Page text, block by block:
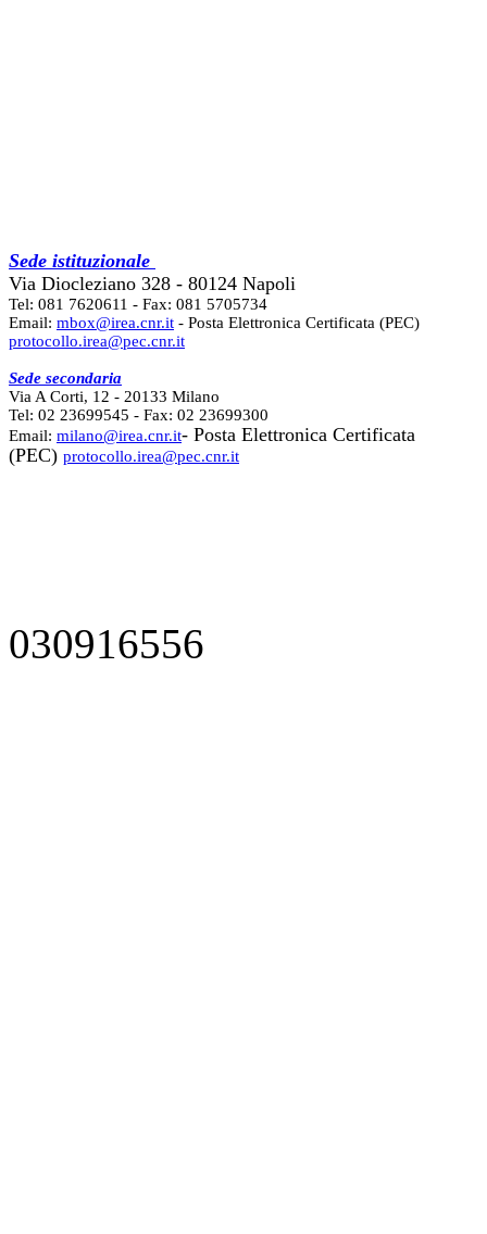
Sede istituzionale
Via Diocleziano 328 - 80124 Napoli
Tel: 081 7620611 - Fax: 081 5705734
Email: mbox@irea.cnr.it - Posta Elettronica Certificata (PEC)
protocollo.irea@pec.cnr.it
Sede secondaria
Via A Corti, 12 - 20133 Milano
Tel: 02 23699545 - Fax: 02 23699300
Email: milano@irea.cnr.it- Posta Elettronica Certificata
(PEC) protocollo.irea@pec.cnr.it
030916556